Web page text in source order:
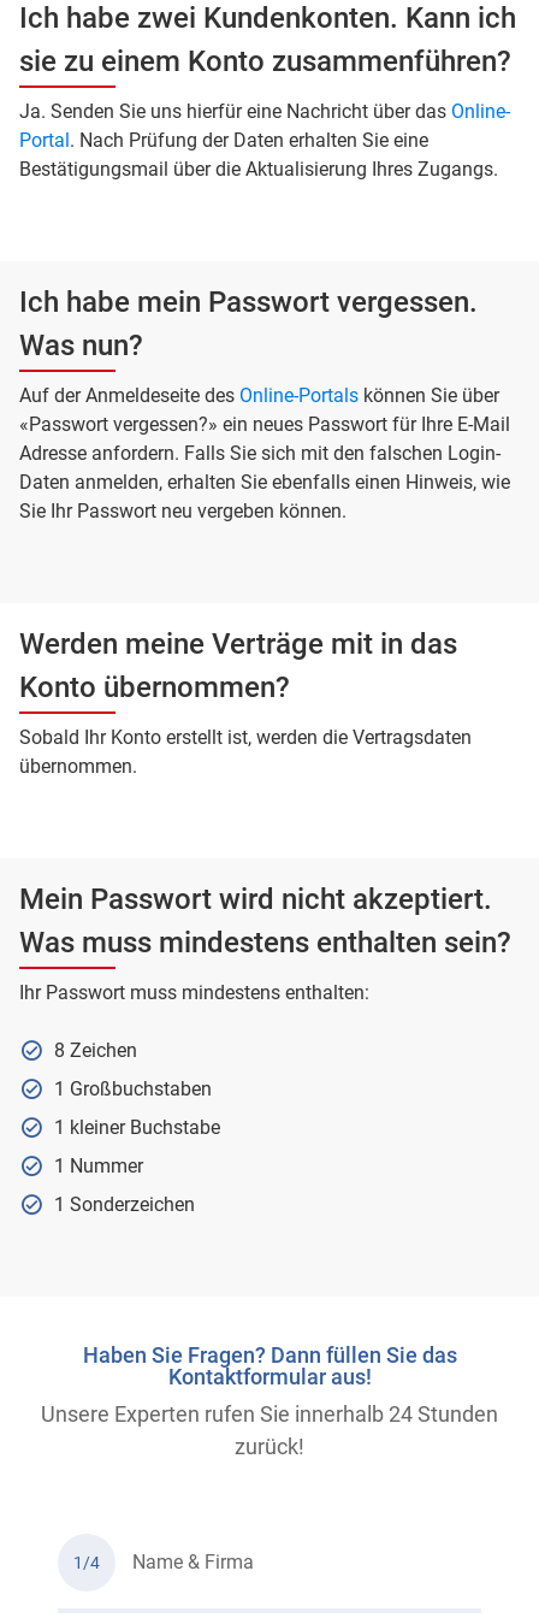
Ich habe zwei Kundenkonten. Kann ich
sie zu einem Konto zusammenführen?
Ja. Senden Sie uns hierfür eine Nachricht über das Online-
Portal. Nach Prüfung der Daten erhalten Sie eine
Bestätigungsmail über die Aktualisierung Ihres Zugangs.
Ich habe mein Passwort vergessen.
Was nun?
Auf der Anmeldeseite des Online-Portals können Sie über
«Passwort vergessen?» ein neues Passwort für Ihre E-Mail
Adresse anfordern. Falls Sie sich mit den falschen Login-
Daten anmelden, erhalten Sie ebenfalls einen Hinweis, wie
Sie Ihr Passwort neu vergeben können.
Werden meine Verträge mit in das
Konto übernommen?
Sobald Ihr Konto erstellt ist, werden die Vertragsdaten
übernommen.
Mein Passwort wird nicht akzeptiert.
Was muss mindestens enthalten sein?
Ihr Passwort muss mindestens enthalten:
8 Zeichen
1 Großbuchstaben
1 kleiner Buchstabe
1 Nummer
1 Sonderzeichen
Haben Sie Fragen? Dann füllen Sie das
Kontaktformular aus!
Unsere Experten rufen Sie innerhalb 24 Stunden
zurück!
1/4 Name & Firma